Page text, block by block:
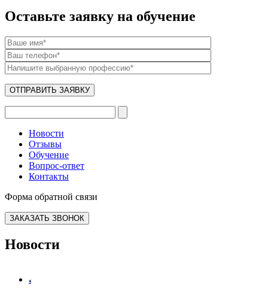
Оставьте заявку на обучение
Новости
Отзывы
Обучение
Вопрос-ответ
Контакты
Форма обратной связи
ЗАКАЗАТЬ ЗВОНОК
Новости